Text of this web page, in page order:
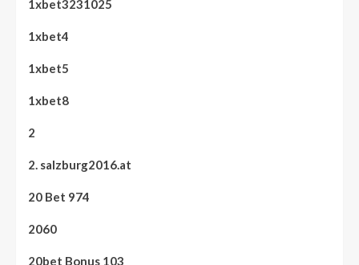
1xbet3231025
1xbet4
1xbet5
1xbet8
2
2. salzburg2016.at
20 Bet 974
2060
20bet Bonus 103